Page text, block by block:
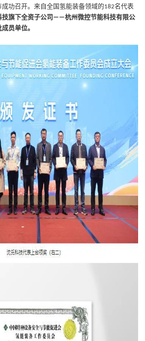
成功召开。来自全国氢能装备领域的182名代表
技旗下全资子公司 ——杭州微控节能科技有限公
员单位。